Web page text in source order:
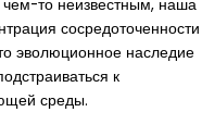
то неизвестным, наша
сосредоточенности
эволюционное наследие
к
среды.